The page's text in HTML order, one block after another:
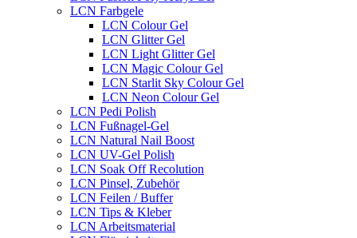
LCN Farbgele
LCN Colour Gel
LCN Glitter Gel
LCN Light Glitter Gel
LCN Magic Colour Gel
LCN Starlit Sky Colour Gel
LCN Neon Colour Gel
LCN Pedi Polish
LCN Fußnagel-Gel
LCN Natural Nail Boost
LCN UV-Gel Polish
LCN Soak Off Recolution
LCN Pinsel, Zubehör
LCN Feilen / Buffer
LCN Tips & Kleber
LCN Arbeitsmaterial